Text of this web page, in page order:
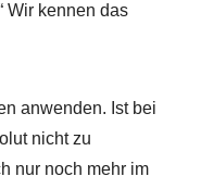
Wir kennen das
anwenden. Ist bei
nicht zu
nur noch mehr im